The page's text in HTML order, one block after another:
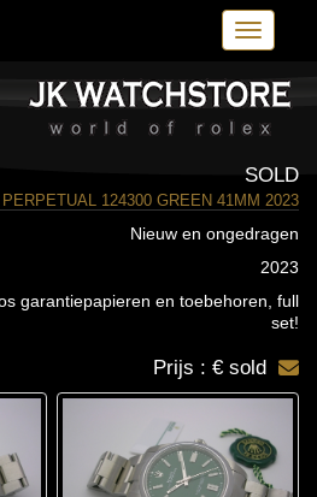
Toggle
SOLD
124300 GREEN 41MM 2023
Nieuw en ongedragen
2023
garantiepapieren en toebehoren, full
set!
Prijs : € sold